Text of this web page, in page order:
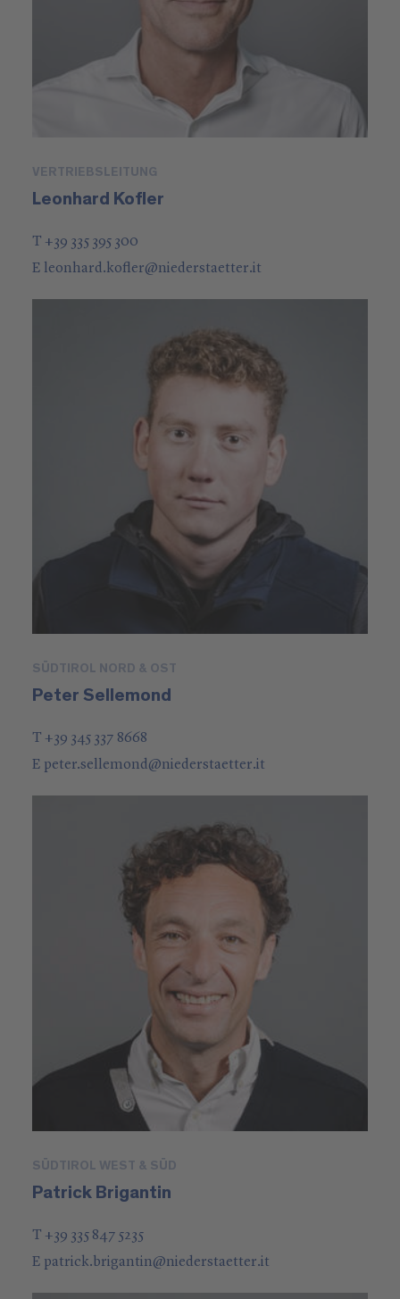
VERTRIEBSLEITUNG
Leonhard Kofler
T +39 335 395 300
E leonhard.kofler@niederstaetter.it
SÜDTIROL NORD & OST
Peter Sellemond
T +39 345 337 8668
E peter.sellemond@niederstaetter.it
SÜDTIROL WEST & SÜD
Patrick Brigantin
T +39 335 847 5235
E patrick.brigantin@niederstaetter.it